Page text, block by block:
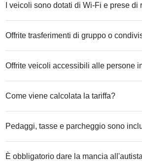
I veicoli sono dotati di Wi-Fi e prese di
Offrite trasferimenti di gruppo o
Offrite veicoli accessibili alle persone
Come viene calcolata la tariffa?
Pedaggi, tasse e parcheggio sono
È obbligatorio dare la mancia